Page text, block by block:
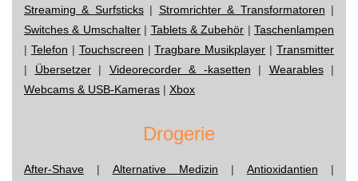
Streaming & Surfsticks| Stromrichter & Transformatoren |
Switches & Umschalter| Tablets & Zubehör | Taschenlampen
| Telefon | Touchscreen |Tragbare Musikplayer | Transmitter
| Übersetzer| Videorecorder & -kasetten | Wearables|
Webcams & USB-Kameras | Xbox
Drogerie
After-Shave | Alternative Medizin | Antioxidantien |